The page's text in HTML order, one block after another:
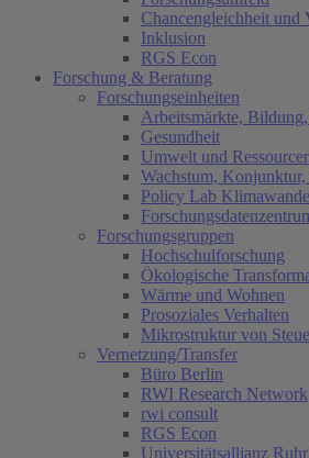
Chancengleichheit und
Inklusion
RGS Econ
Forschung & Beratung
Forschungseinheiten
Arbeitsmärkte,
Gesundheit
Umwelt und
Wachstum,
Policy Lab
Forschungsgruppen
Hochschulforschung
Ökologische
Wärme und Wohnen
Prosoziales Verhalten
Mikrostruktur von
Vernetzung/Transfer
Büro Berlin
RWI Research Network
rwi consult
RGS Econ
Universitätsallianz